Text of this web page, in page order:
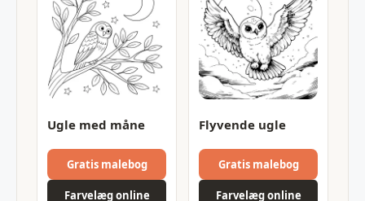
Ugle med måne
Gratis malebog
Farvelæg online
Flyvende ugle
Gratis malebog
Farvelæg online